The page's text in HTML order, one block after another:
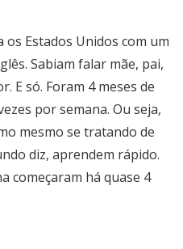
Estados Unidos com um
Sabiam falar mãe, pai,
E só. Foram 4 meses de
por semana. Ou seja,
mesmo se tratando de
diz, aprendem rápido.
começaram há quase 4